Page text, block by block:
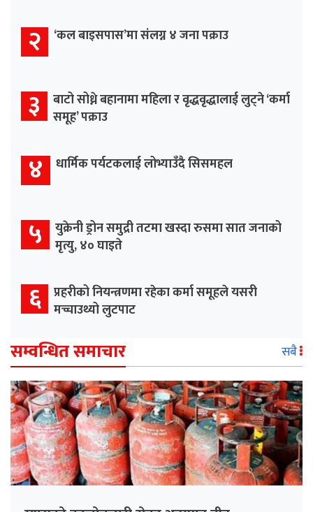
२ ‘कल बाइसपास’मा संलग्न ४ जना पक्राउ
३ बाटो सोध्ने बहानामा महिला र वृद्धवृद्धालाई लुट्ने ‘कर्मा
समूह’ पक्राउ
४ धार्मिक पर्यटकलाई लोभ्याउँदै सिसमहल
५ युक्रेनी ड्रोन समुद्री तटमा खस्दा रुसमा सात जनाको
मृत्यु, ४० घाइते
६ प्रहरीको नियन्त्रणमा रहेका कर्मा समूहले यसरी
मच्चाउथ्यो लुटपाट
सम्वन्धित समाचार सबै